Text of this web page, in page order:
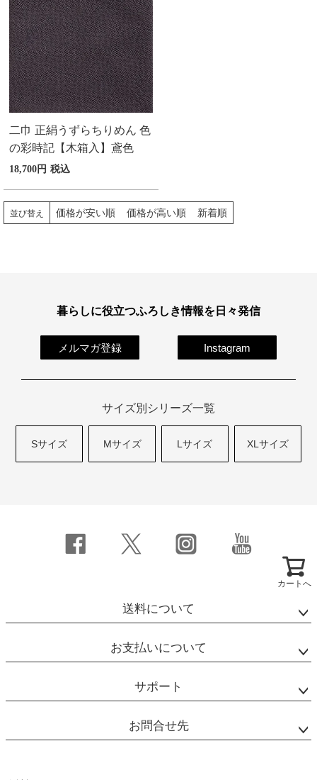
二巾 正絹うずらちりめん 色
の彩時記【木箱入】鳶色
18,700 税込
並び替え 価格が安い順 価格が高い順 新着順
カートへ
暮らしに役立つふろしき情報を日々発信
メルマガ登録 Instagram
サイズ別シリーズ一覧
Sサイズ Mサイズ Lサイズ XLサイズ
送料について
お支払いについて
サポート
お問合せ先